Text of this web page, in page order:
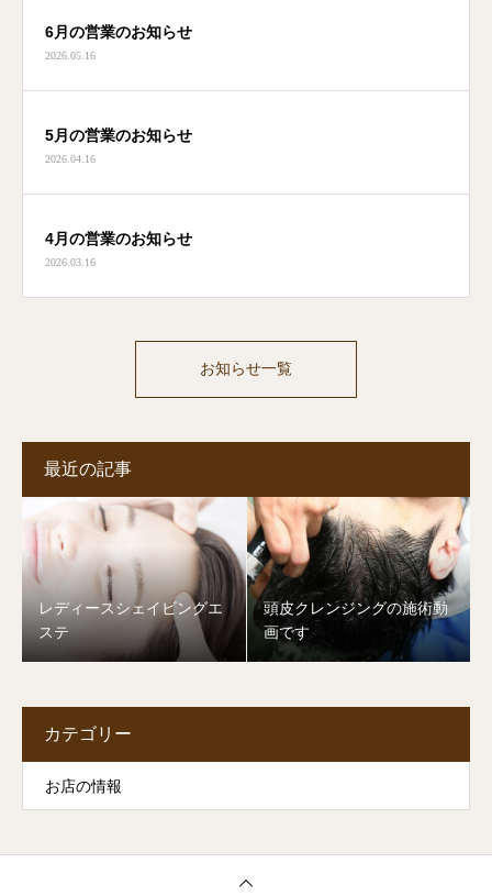
6月の営業のお知らせ
2026.05.16
5月の営業のお知らせ
2026.04.16
4月の営業のお知らせ
2026.03.16
お知らせ一覧
最近の記事
レディースシェイビングエ
ステ
頭皮クレンジングの施術動
画です
カテゴリー
お店の情報